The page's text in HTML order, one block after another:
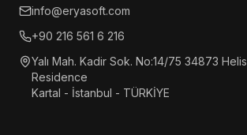
info@eryasoft.com
+90 216 561 6 216
Yalı Mah. Kadir Sok. No:14/75 34873
Residence
Kartal - İstanbul - TÜRKİYE